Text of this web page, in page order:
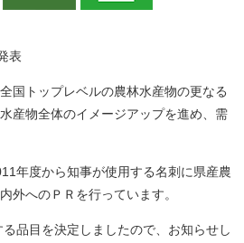
表
国トップレベルの農林水産物の更なる
産物全体のイメージアップを進め、需
年度から知事が使用する名刺に県産農
外へのＰＲを行っています。
品目を決定しましたので、お知らせし